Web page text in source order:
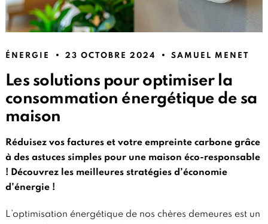
ÉNERGIE 23 OCTOBRE 2024 SAMUEL MENET
Les solutions pour optimiser la
consommation énergétique de sa
maison
Réduisez vos factures et votre empreinte carbone grâce
à des astuces simples pour une maison éco-responsable
! Découvrez les meilleures stratégies d’économie
d’énergie !
L’optimisation énergétique de nos chères demeures est un